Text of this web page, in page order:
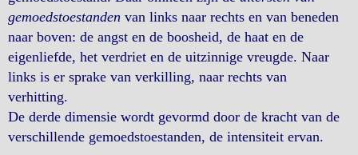
gemoedstoestanden van links naar rechts en van beneden
naar boven: de angst en de boosheid, de haat en de
eigenliefde, het verdriet en de uitzinnige vreugde. Naar
links is er sprake van verkilling, naar rechts van
verhitting.
De derde dimensie wordt gevormd door de kracht van de
verschillende gemoedstoestanden, de intensiteit ervan.